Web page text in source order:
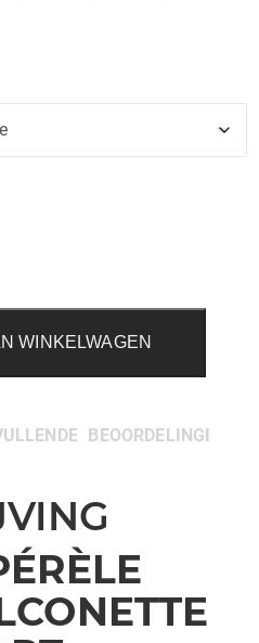
WINKELWAGEN
INFORMATIE
BEOORDELINGEN (0)